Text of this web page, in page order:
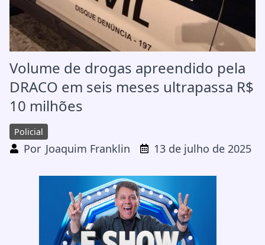
Volume de drogas apreendido pela
DRACO em seis meses ultrapassa R$
10 milhões
Policial
Por Joaquim Franklin 13 de julho de 2025